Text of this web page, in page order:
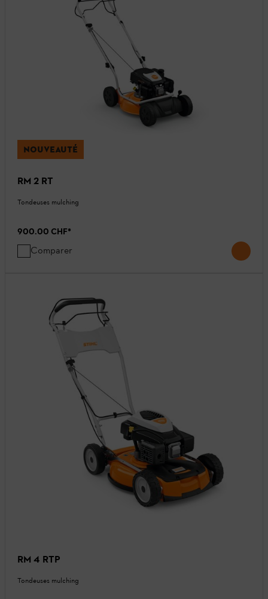
NOUVEAUTÉ
RM 2 RT
Tondeuses mulching
900.00 CHF*
Comparer
RM 4 RTP
Tondeuses mulching